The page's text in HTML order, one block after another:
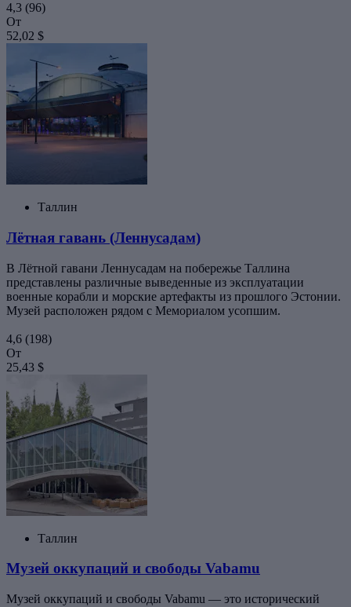
4,3 (96)
От
52,02 $
Таллин
Лётная гавань (Леннусадам)
В Лётной гавани Леннусадам на побережье Таллина
представлены различные выведенные из эксплуатации
военные корабли и морские артефакты из прошлого Эстонии.
Музей расположен рядом с Мемориалом усопшим.
4,6 (198)
От
25,43 $
Таллин
Музей оккупаций и свободы Vabamu
Музей оккупаций и свободы Vabamu — это исторический